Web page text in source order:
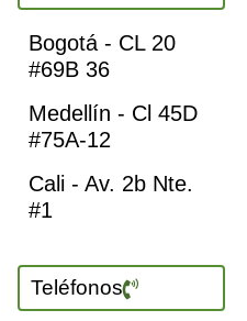
Bogotá - CL 20
#69B 36
Medellín - Cl 45D
#75A-12
Cali - Av. 2b Nte.
#1
Teléfonos